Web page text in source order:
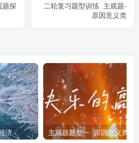
，到为国际诸多地区和热点问题的解
国际舞台上的主张与行动彰显了中华
追求和谐等思想理念。这些思想理
厚滋养，有助于正确认识和处理国际
发展环境，推动构建人类命运共同
探
二轮复习题型训练 主观题-
原因意义类
济